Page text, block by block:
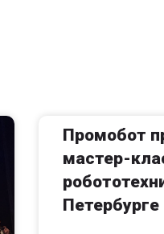
Промобот
мастер-
Петербурге